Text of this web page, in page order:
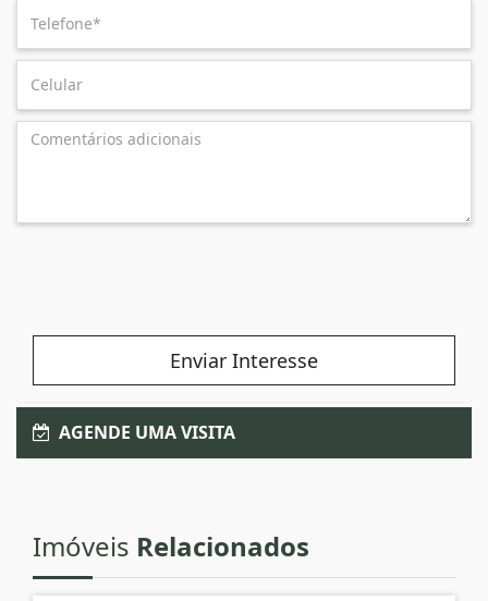
Enviar Interesse
AGENDE UMA VISITA
Imóveis Relacionados